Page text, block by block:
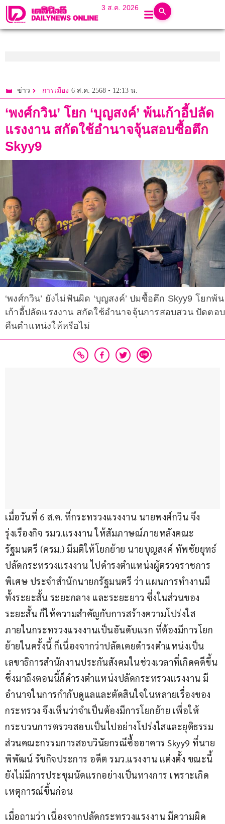
3 ส.ค. 2026
ข่าว การเมือง 6 ส.ค. 2568 • 12:13 น.
‘พงศ์กวิน’ โยก ‘บุญสงค์’ พ้นเก้าอี้ปลัด
แรงงาน สกัดใช้อำนาจจุ้นสอบซื้อตึก
Skyy9
‘พงศ์กวิน’ ยังไม่ฟันผิด ‘บุญสงค์’ ปมซื้อตึก Skyy9 โยกพ้น
เก้าอี้ปลัดแรงงาน สกัดใช้อำนาจจุ้นการสอบสวน ปัดตอบ
คืนตำแหน่งให้หรือไม่
เมื่อวันที่ 6 ส.ค. ที่กระทรวงแรงงาน นายพงศ์กวิน จึง
รุ่งเรืองกิจ รมว.แรงงาน ให้สัมภาษณ์ภายหลังคณะ
รัฐมนตรี (ครม.) มีมติให้โยกย้าย นายบุญสงค์ ทัพชัยยุทธ์
ปลัดกระทรวงแรงงาน ไปดำรงตำแหน่งผู้ตรวจราชการ
พิเศษ ประจำสำนักนายกรัฐมนตรี ว่า แผนการทำงานมี
ทั้งระยะสั้น ระยะกลาง และระยะยาว ซึ่งในส่วนของ
ระยะสั้น ก็ให้ความสำคัญกับการสร้างความโปร่งใส
ภายในกระทรวงแรงงานเป็นอันดับแรก ที่ต้องมีการโยก
ย้ายในครั้งนี้ ก็เนื่องจากว่าปลัดเคยดำรงตำแหน่งเป็น
เลขาธิการสำนักงานประกันสังคมในช่วงเวลาที่เกิดคดีขึ้น
ซึ่งมาถึงตอนนี้ก็ดำรงตำแหน่งปลัดกระทรวงแรงงาน มี
อำนาจในการกำกับดูแลและตัดสินใจในหลายเรื่องของ
กระทรวง จึงเห็นว่าจำเป็นต้องมีการโยกย้าย เพื่อให้
กระบวนการตรวจสอบเป็นไปอย่างโปร่งใสและยุติธรรม
ส่วนคณะกรรมการสอบวินัยกรณีซื้ออาคาร Skyy9 ที่นาย
พิพัฒน์ รัชกิจประการ อดีต รมว.แรงงาน แต่งตั้ง ขณะนี้
ยังไม่มีการประชุมนัดแรกอย่างเป็นทางการ เพราะเกิด
เหตุการณ์ขึ้นก่อน
เมื่อถามว่า เนื่องจากปลัดกระทรวงแรงงาน มีความผิด